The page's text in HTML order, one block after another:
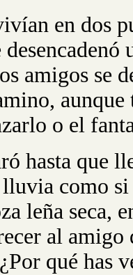
en dos
amigos se
o el
hasta que
como
leña seca,
al amigo
qué has